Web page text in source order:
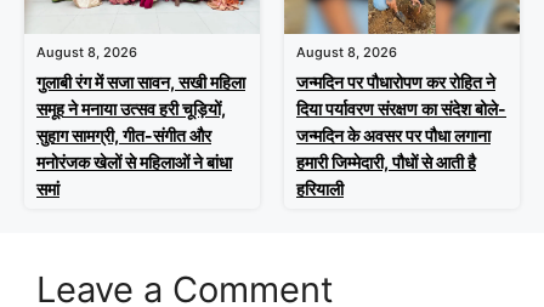
August 8, 2026
गुलाबी रंग में सजा सावन, सखी महिला
समूह ने मनाया उत्सव हरी चूड़ियों,
सुहाग सामग्री, गीत-संगीत और
मनोरंजक खेलों से महिलाओं ने बांधा
समां
August 8, 2026
जन्मदिन पर पौधारोपण कर रोहित ने
दिया पर्यावरण संरक्षण का संदेश बोले-
जन्मदिन के अवसर पर पौधा लगाना
हमारी जिम्मेदारी, पौधों से आती है
हरियाली
Leave a Comment